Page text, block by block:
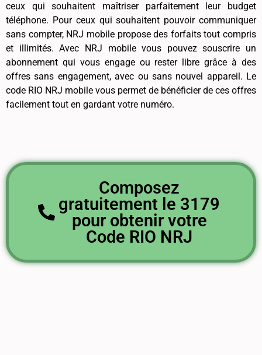
ceux qui souhaitent maîtriser parfaitement leur budget
téléphone. Pour ceux qui souhaitent pouvoir communiquer
sans compter, NRJ mobile propose des forfaits tout compris
et illimités. Avec NRJ mobile vous pouvez souscrire un
abonnement qui vous engage ou rester libre grâce à des
offres sans engagement, avec ou sans nouvel appareil. Le
code RIO NRJ mobile vous permet de bénéficier de ces offres
facilement tout en gardant votre numéro.
Composez
gratuitement le 3179
pour obtenir votre
Code RIO NRJ